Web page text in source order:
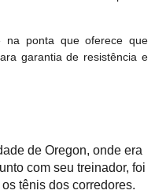
na ponta que oferece que
garantia de resistência e
de Oregon, onde era
com seu treinador, foi
tênis dos corredores.